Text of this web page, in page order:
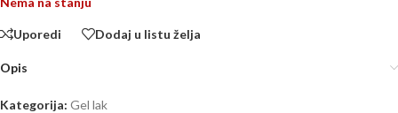
Uporedi Dodaj u listu želja
Opis
Kategorija: Gel lak